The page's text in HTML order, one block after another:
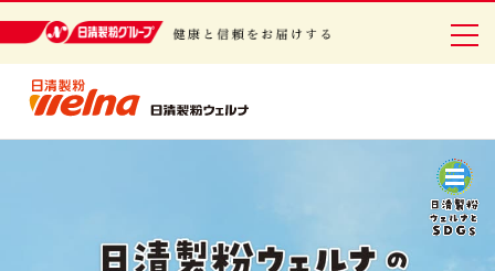
日清製粉グループ 健康と信頼を
お届けする